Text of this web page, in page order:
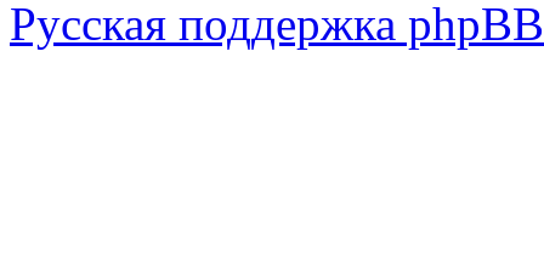
Русская поддержка phpBB